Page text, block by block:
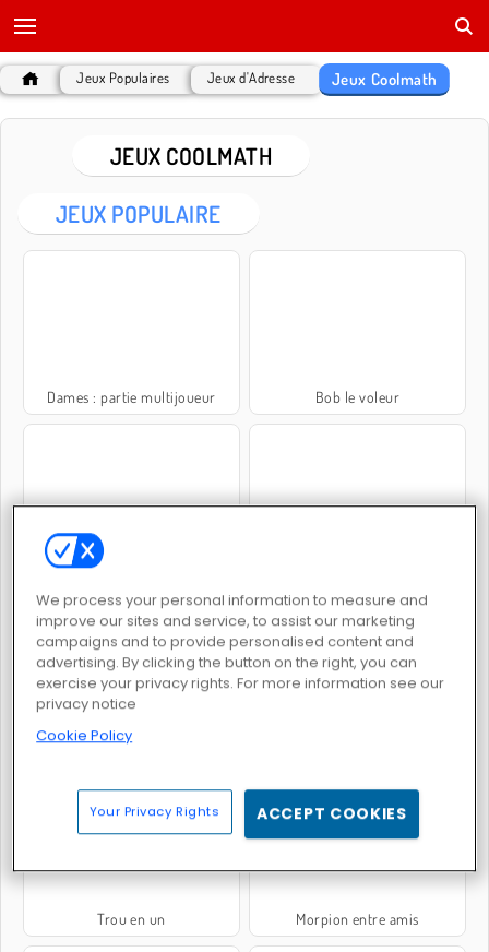
Jeux Populaires Jeux d'Adresse Jeux Coolmath
JEUX COOLMATH
JEUX POPULAIRE
Dames : partie multijoueur Bob le voleur
Fireboy & Watergirl 2: The Light Temple
Archery World Tour
Trou en un Morpion entre amis
We process your personal information to measure and
improve our sites and service, to assist our marketing
campaigns and to provide personalised content and
advertising. By clicking the button on the right, you can
exercise your privacy rights. For more information see our
privacy notice
Cookie Policy
Your Privacy Rights ACCEPT COOKIES